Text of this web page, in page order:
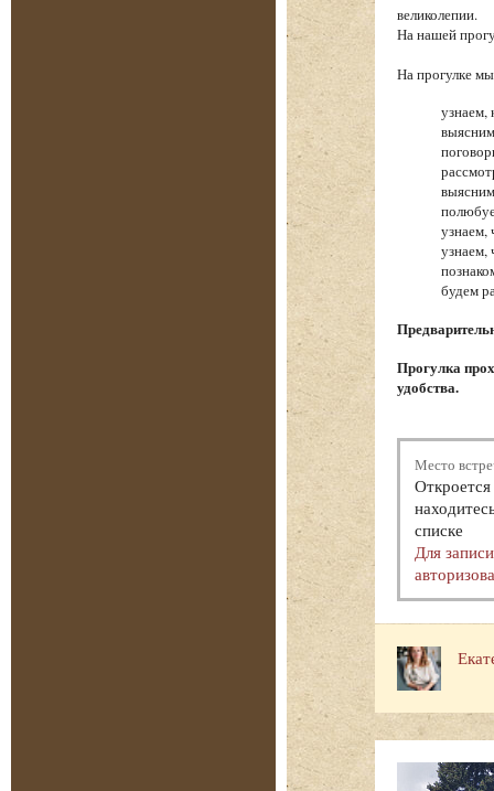
великолепии.
На нашей
На прогулке
узнаем,
узнаем,
будем
Прогулка
удобства.
Место
списке
Для